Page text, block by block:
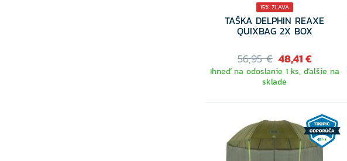
15% ZĽAVA
TAŠKA DELPHIN REAXE
QUIXBAG 2X BOX
56,95 € 48,41 €
Ihneď na odoslanie 1 ks, ďalšie na
sklade